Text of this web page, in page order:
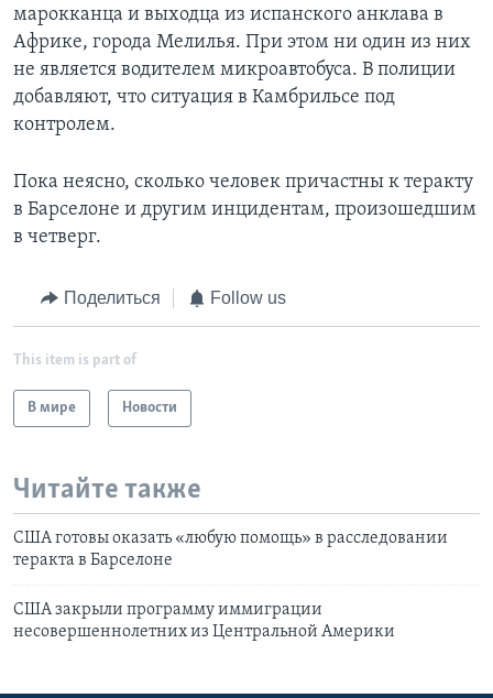
марокканца и выходца из испанского анклава в
Африке, города Мелилья. При этом ни один из них
не является водителем микроавтобуса. В полиции
добавляют, что ситуация в Камбрильсе под
контролем.
Пока неясно, сколько человек причастны к теракту
в Барселоне и другим инцидентам, произошедшим
в четверг.
Поделиться Follow us
This item is part of
В мире Новости
Читайте также
США готовы оказать «любую помощь» в расследовании
теракта в Барселоне
США закрыли программу иммиграции
несовершеннолетних из Центральной Америки